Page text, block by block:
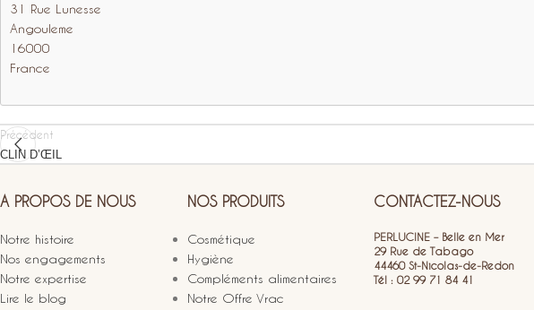
31 Rue Lunesse
Angouleme
16000
France
Précédent
CLIN D’ŒIL
A PROPOS DE NOUS
Notre histoire
Nos engagements
Notre expertise
Lire le blog
NOS PRODUITS
Cosmétique
Hygiène
Compléments alimentaires
Notre Offre Vrac
CONTACTEZ-NOUS
PERLUCINE – Belle en Mer
29 Rue de Tabago
44460 St-Nicolas-de-Redon
Tél : 02 99 71 84 41